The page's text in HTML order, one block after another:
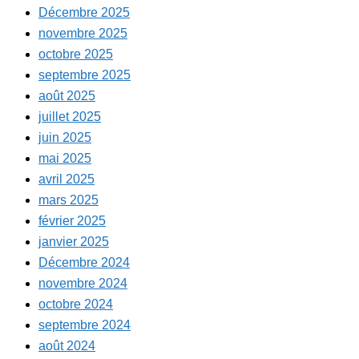
Décembre 2025
novembre 2025
octobre 2025
septembre 2025
août 2025
juillet 2025
juin 2025
mai 2025
avril 2025
mars 2025
février 2025
janvier 2025
Décembre 2024
novembre 2024
octobre 2024
septembre 2024
août 2024